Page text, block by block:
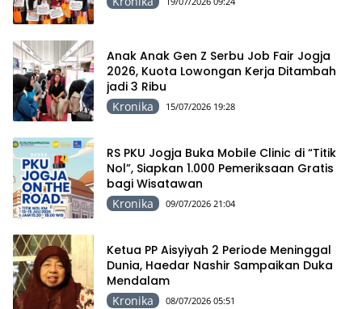
Anak Anak Gen Z Serbu Job Fair Jogja
2026, Kuota Lowongan Kerja Ditambah
jadi 3 Ribu
Kronika 15/07/2026 19:28
RS PKU Jogja Buka Mobile Clinic di “Titik
Nol”, Siapkan 1.000 Pemeriksaan Gratis
bagi Wisatawan
Kronika 09/07/2026 21:04
Ketua PP Aisyiyah 2 Periode Meninggal
Dunia, Haedar Nashir Sampaikan Duka
Mendalam
Kronika 08/07/2026 05:51